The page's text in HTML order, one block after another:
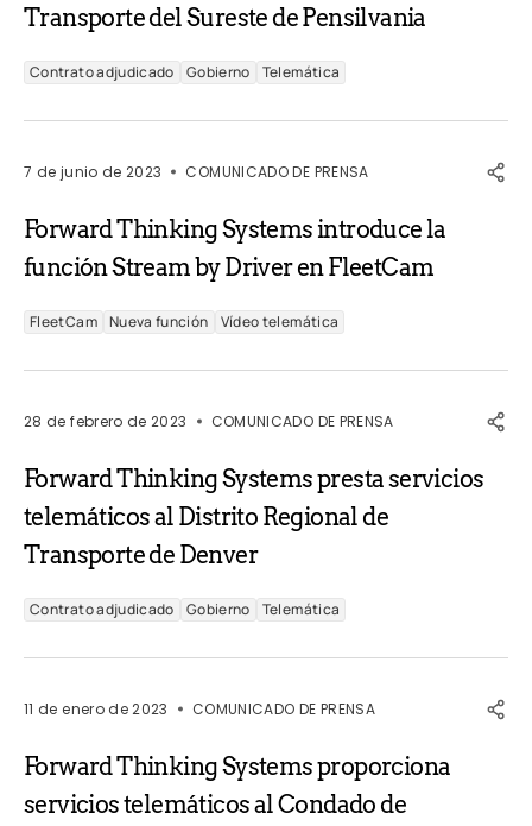
Transporte del Sureste de Pensilvania
Contrato adjudicado Gobierno Telemática
7 de junio de 2023 COMUNICADO DE PRENSA
Forward Thinking Systems introduce la
función Stream by Driver en FleetCam
FleetCam Nueva función Vídeo telemática
28 de febrero de 2023 COMUNICADO DE PRENSA
Forward Thinking Systems presta servicios
telemáticos al Distrito Regional de
Transporte de Denver
Contrato adjudicado Gobierno Telemática
11 de enero de 2023 COMUNICADO DE PRENSA
Forward Thinking Systems proporciona
servicios telemáticos al Condado de